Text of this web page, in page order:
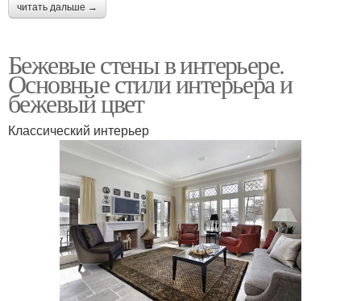
читать дальше →
Бежевые стены в интерьере.
Основные стили интерьера и
бежевый цвет
Классический интерьер